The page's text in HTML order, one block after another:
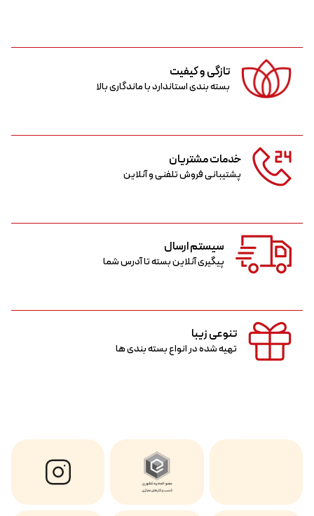
تازگی و کیفیت
بسته بندی استاندارد با ماندگاری بالا
خدمات مشتریان
پشتیبانی فروش تلفنی و آنلاین
سیستم ارسال
پیگیری آنلاین بسته تا آدرس شما
تنوعی زیبا
تهیه شده در انواع بسته بندی ها